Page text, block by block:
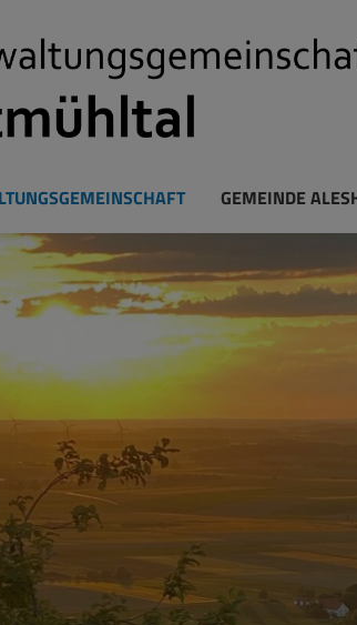
GEMEINDE